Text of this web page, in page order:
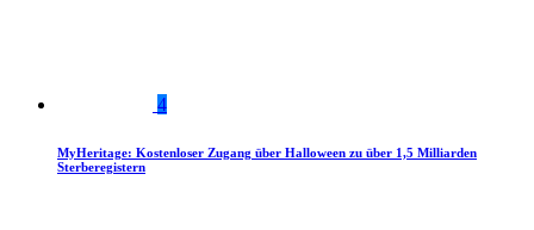
4
MyHeritage: Kostenloser Zugang über Halloween zu über 1,5 Milliarden
Sterberegistern